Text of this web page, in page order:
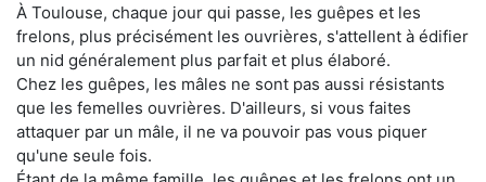
À Toulouse, chaque jour qui passe, les guêpes et les
frelons, plus précisément les ouvrières, s'attellent à édifier
un nid généralement plus parfait et plus élaboré.
Chez les guêpes, les mâles ne sont pas aussi résistants
que les femelles ouvrières. D'ailleurs, si vous faites
attaquer par un mâle, il ne va pouvoir pas vous piquer
qu'une seule fois.